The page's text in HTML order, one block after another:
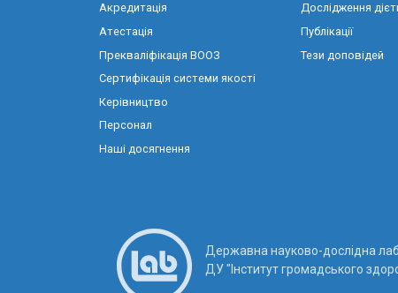
Акредитація
Атестація
Прекваліфікація ВООЗ
Сертифікація системи якості
Керівництво
Персонал
Наші досягнення
Дослідження
Публікації
Тези доповідей
Державна науково-дослідна
ДУ "Інститут громадського